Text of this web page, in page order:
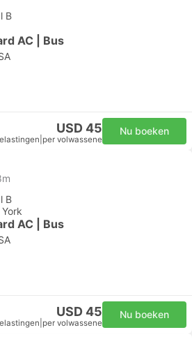
B
AC | Bus
USD 45
per volwassene
Nu boeken
B
AC | Bus
USD 45
per volwassene
Nu boeken